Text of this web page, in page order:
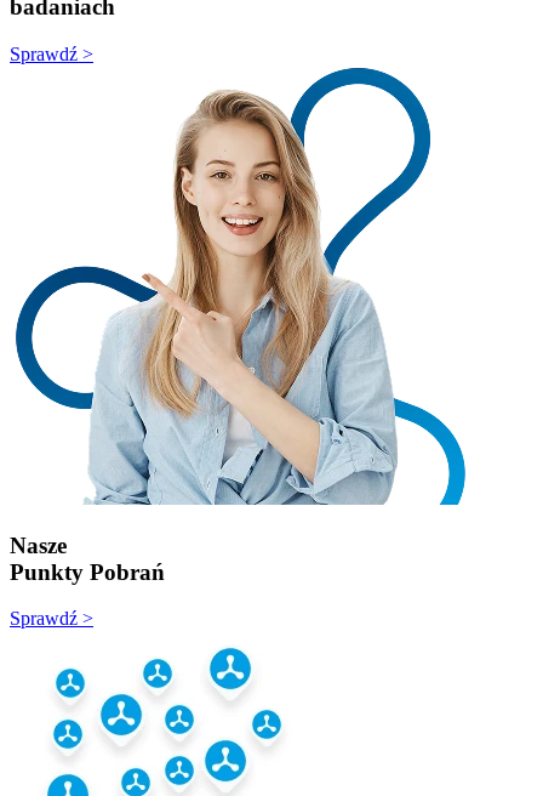
badaniach
Sprawdź >
Nasze
Punkty Pobrań
Sprawdź >